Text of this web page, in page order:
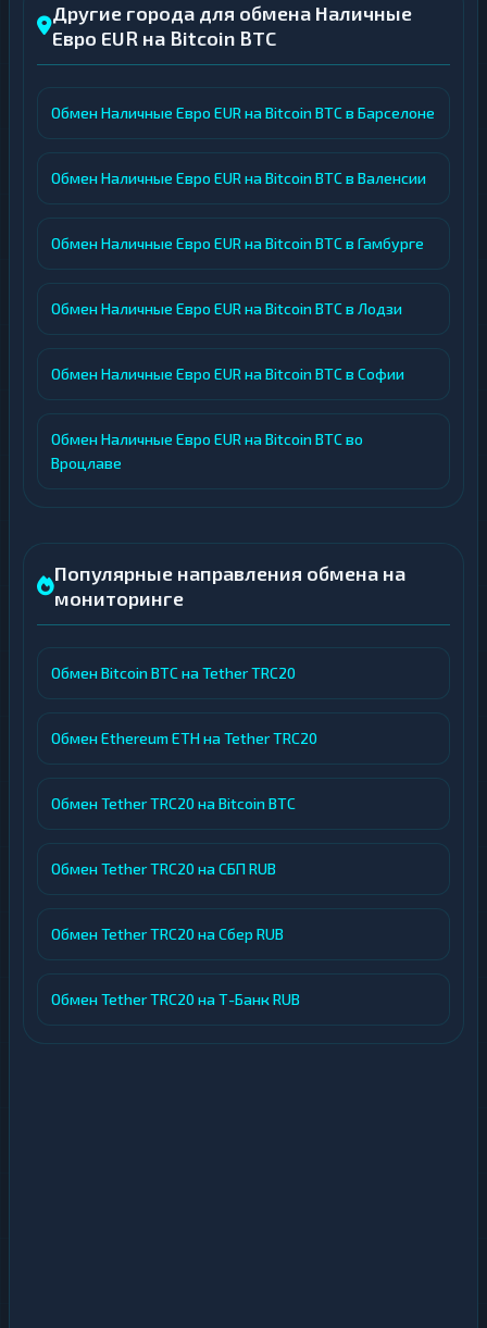
Другие города для обмена Наличные
Евро EUR на Bitcoin BTC
Обмен Наличные Евро EUR на Bitcoin BTC в Барселоне
Обмен Наличные Евро EUR на Bitcoin BTC в Валенсии
Обмен Наличные Евро EUR на Bitcoin BTC в Гамбурге
Обмен Наличные Евро EUR на Bitcoin BTC в Лодзи
Обмен Наличные Евро EUR на Bitcoin BTC в Софии
Обмен Наличные Евро EUR на Bitcoin BTC во
Вроцлаве
Популярные направления обмена на
мониторинге
Обмен Bitcoin BTC на Tether TRC20
Обмен Ethereum ETH на Tether TRC20
Обмен Tether TRC20 на Bitcoin BTC
Обмен Tether TRC20 на СБП RUB
Обмен Tether TRC20 на Сбер RUB
Обмен Tether TRC20 на Т-Банк RUB